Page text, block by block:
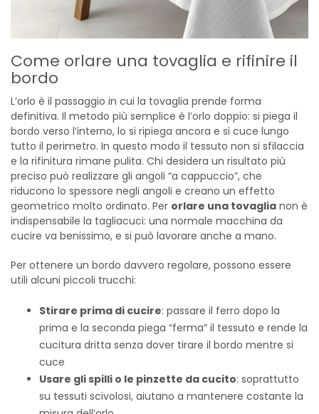
Come orlare una tovaglia e rifinire il
bordo
L’orlo è il passaggio in cui la tovaglia prende forma
definitiva. Il metodo più semplice è l’orlo doppio: si piega il
bordo verso l’interno, lo si ripiega ancora e si cuce lungo
tutto il perimetro. In questo modo il tessuto non si sfilaccia
e la rifinitura rimane pulita. Chi desidera un risultato più
preciso può realizzare gli angoli “a cappuccio”, che
riducono lo spessore negli angoli e creano un effetto
geometrico molto ordinato. Per orlare una tovaglia non è
indispensabile la tagliacuci: una normale macchina da
cucire va benissimo, e si può lavorare anche a mano.
Per ottenere un bordo davvero regolare, possono essere
utili alcuni piccoli trucchi:
Stirare prima di cucire: passare il ferro dopo la
prima e la seconda piega “ferma” il tessuto e rende la
cucitura dritta senza dover tirare il bordo mentre si
cuce
Usare gli spilli o le pinzette da cucito: soprattutto
su tessuti scivolosi, aiutano a mantenere costante la